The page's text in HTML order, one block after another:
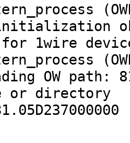
for 1wire
OW path:
or directory